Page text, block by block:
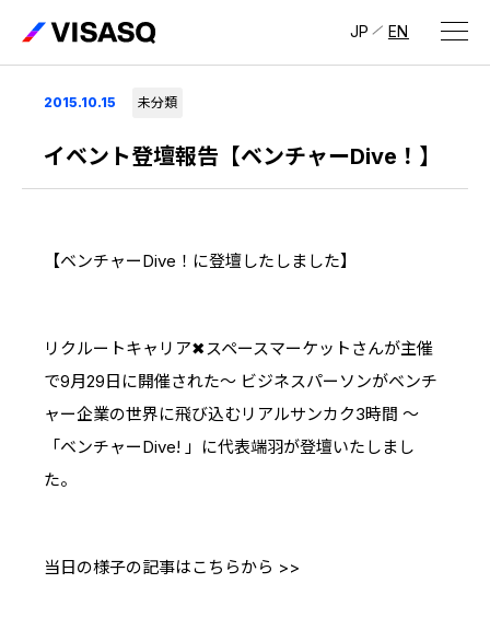
JP EN
会社情報
ビザスクについて
経営メンバー
IR情報トップ
IRライブラリ
IRスケジュール
採用情報
採用サイト（日本）
2015.10.15 未分類
イベント登壇報告【ベンチャーDive！】
【ベンチャーDive！に登壇したしました】
リクルートキャリア✖スペースマーケットさんが主催
で9月29日に開催された～ ビジネスパーソンがベンチ
ャー企業の世界に飛び込むリアルサンカク3時間 ～
「ベンチャーDive! 」に代表端羽が登壇いたしまし
た。
当日の様子の記事はこちらから >>